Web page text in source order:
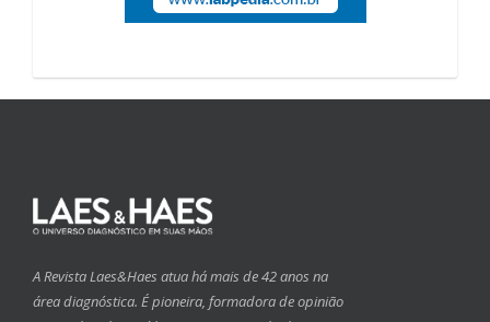
A Revista Laes&Haes atua há mais de 42 anos na
área diagnóstica. É pioneira, formadora de opinião